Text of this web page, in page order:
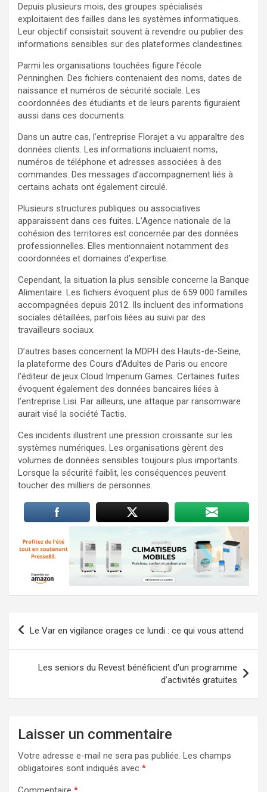
Depuis plusieurs mois, des groupes spécialisés
exploitaient des failles dans les systèmes informatiques.
Leur objectif consistait souvent à revendre ou publier des
informations sensibles sur des plateformes clandestines.
Parmi les organisations touchées figure l’école
Penninghen. Des fichiers contenaient des noms, dates de
naissance et numéros de sécurité sociale. Les
coordonnées des étudiants et de leurs parents figuraient
aussi dans ces documents.
Dans un autre cas, l’entreprise Florajet a vu apparaître des
données clients. Les informations incluaient noms,
numéros de téléphone et adresses associées à des
commandes. Des messages d’accompagnement liés à
certains achats ont également circulé.
Plusieurs structures publiques ou associatives
apparaissent dans ces fuites. L’Agence nationale de la
cohésion des territoires est concernée par des données
professionnelles. Elles mentionnaient notamment des
coordonnées et domaines d’expertise.
Cependant, la situation la plus sensible concerne la Banque
Alimentaire. Les fichiers évoquent plus de 659 000 familles
accompagnées depuis 2012. Ils incluent des informations
sociales détaillées, parfois liées au suivi par des
travailleurs sociaux.
D’autres bases concernent la MDPH des Hauts-de-Seine,
la plateforme des Cours d’Adultes de Paris ou encore
l’éditeur de jeux Cloud Imperium Games. Certaines fuites
évoquent également des données bancaires liées à
l’entreprise Lisi. Par ailleurs, une attaque par ransomware
aurait visé la société Tactis.
Ces incidents illustrent une pression croissante sur les
systèmes numériques. Les organisations gèrent des
volumes de données sensibles toujours plus importants.
Lorsque la sécurité faiblit, les conséquences peuvent
toucher des milliers de personnes.
Navigation
l’article
Le Var en vigilance orages ce lundi : ce qui vous attend
Les seniors du Revest bénéficient d’un programme
d’activités gratuites
Laisser un commentaire
Votre adresse e-mail ne sera pas publiée. Les champs
obligatoires sont indiqués avec *